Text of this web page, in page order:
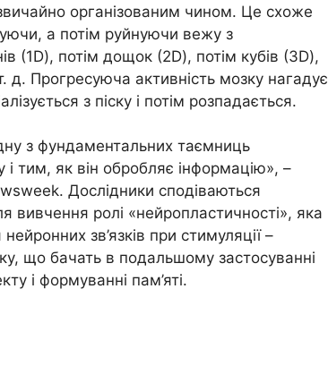
організованим чином. Це схоже
а потім руйнуючи вежу з
(1D), потім дощок (2D), потім кубів (3D),
д. Прогресуюча активність мозку нагадує
з піску і потім розпадається.
з фундаментальних таємниць
і тим, як він обробляє інформацію», –
Дослідники сподіваються
вивчення ролі «нейропластичності», яка
зв’язків при стимуляції –
що бачать в подальшому застосуванні
і формуванні пам’яті.